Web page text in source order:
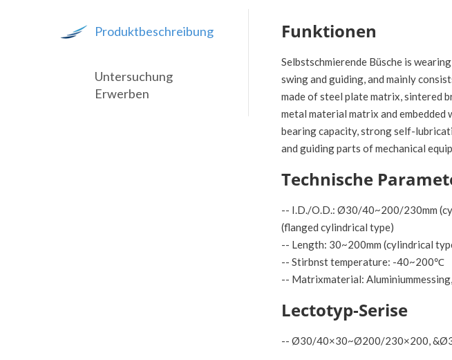
Produktbeschreibung
Untersuchung
Erwerben
Funktionen
Selbstschmierende Büsche is
swing and guiding, and mainly
made of steel plate matrix, sintered
metal material matrix and
bearing capacity, strong self-
and guiding parts of mechanical
Technische
-- I.D./O.D.: Ø30/40~200/230mm
(flanged cylindrical type)
-- Length: 30~200mm (cylindrical
-- Stirbnst temperature: -40~200℃
-- Matrixmaterial:
Lectotyp-Serise
-- Ø30/40×30~Ø200/230×200,